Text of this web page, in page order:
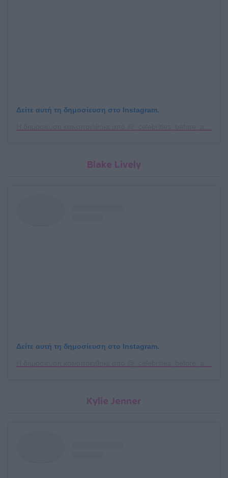
Δείτε αυτή τη δημοσίευση στο Instagram.
Blake Lively
Δείτε αυτή τη δημοσίευση στο Instagram.
Kylie Jenner